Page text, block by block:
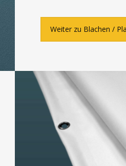
Weiter zu Blachen /